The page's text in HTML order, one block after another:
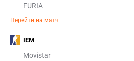
FURIA
Перейти на матч
Movistar
IEM